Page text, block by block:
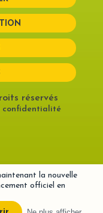
réservés
confidentialité
la nouvelle
officiel en